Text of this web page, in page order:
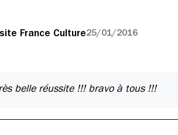
site France Culture25/01/2016
belle réussite !!! bravo à tous !!!